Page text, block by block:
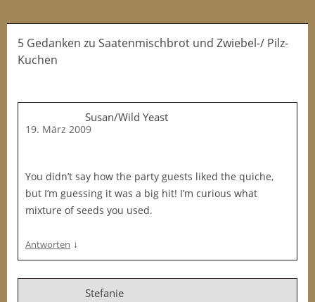
5 Gedanken zu Saatenmischbrot und Zwiebel-/ Pilz-
Kuchen
Susan/Wild Yeast
19. März 2009
You didn’t say how the party guests liked the quiche,
but I’m guessing it was a big hit! I’m curious what
mixture of seeds you used.
Antworten ↓
Stefanie